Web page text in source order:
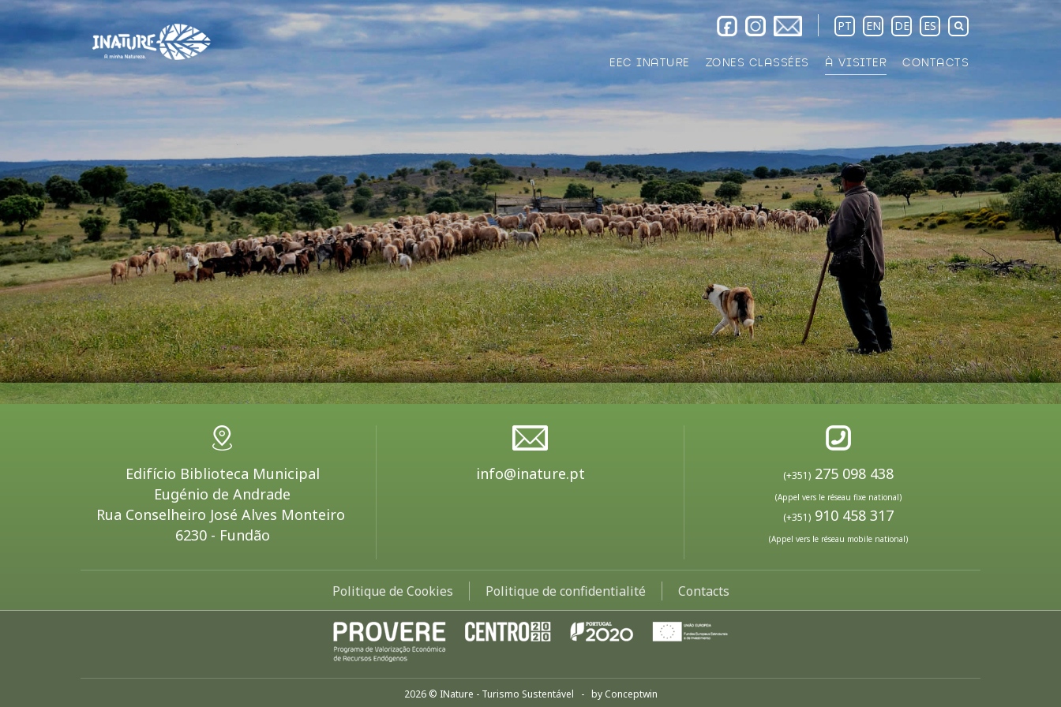
PT EN DE ES
EEC INATURE ZONES CLASSÉES À VISITER CONTACTS
Edifício Biblioteca Municipal
Eugénio de Andrade
Rua Conselheiro José Alves Monteiro
6230 - Fundão
info@inature.pt (+351) 275 098 438
(Appel vers le réseau fixe national)
(+351) 910 458 317
(Appel vers le réseau mobile national)
Politique de Cookies Politique de confidentialité Contacts
2026 © INature - Turismo Sustentável - by Conceptwin